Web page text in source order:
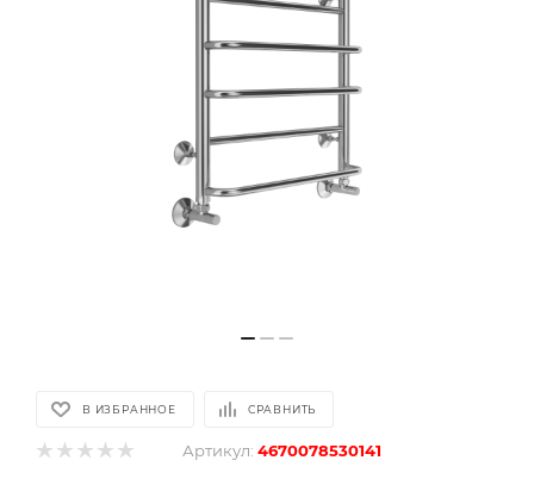
В ИЗБРАННОЕ СРАВНИТЬ
Артикул: 4670078530141